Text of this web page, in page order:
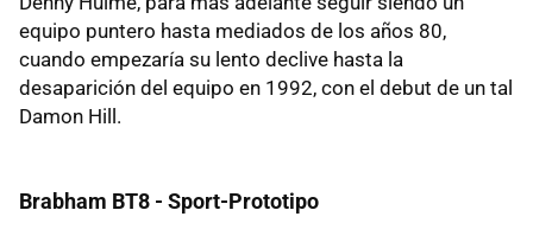
equipo puntero hasta mediados de los años 80,
cuando empezaría su lento declive hasta la
desaparición del equipo en 1992, con el debut de un tal
Damon Hill.
Brabham BT8 - Sport-Prototipo